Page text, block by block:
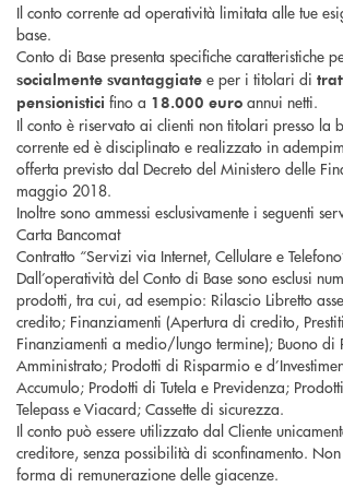
Il conto corrente ad operatività limitata alle tue
base.
Conto di Base presenta specifiche caratteristiche
socialmente svantaggiate e per i titolari di
pensionistici fino a 18.000 euro annui netti.
Il conto è riservato ai clienti non titolari presso la
corrente ed è disciplinato e realizzato in
offerta previsto dal Decreto del Ministero delle
maggio 2018.
Inoltre sono ammessi esclusivamente i seguenti
Carta Bancomat
Contratto “Servizi via Internet, Cellulare e
Dall’operatività del Conto di Base sono esclusi
prodotti, tra cui, ad esempio: Rilascio Libretto
credito; Finanziamenti (Apertura di credito,
Finanziamenti a medio/lungo termine); Buono di
Amministrato; Prodotti di Risparmio e
Accumulo; Prodotti di Tutela e Previdenza;
Telepass e Viacard; Cassette di sicurezza.
Il conto può essere utilizzato dal Cliente
creditore, senza possibilità di sconfinamento.
forma di remunerazione delle giacenze.